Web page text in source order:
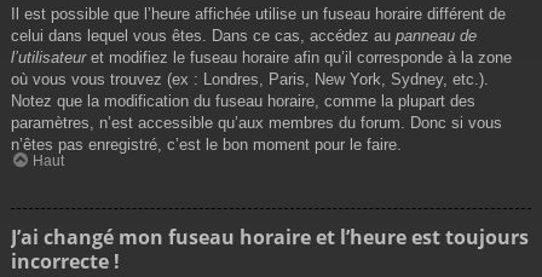
Il est possible que l’heure affichée utilise un fuseau horaire différent de
celui dans lequel vous êtes. Dans ce cas, accédez au panneau de
l’utilisateuret modifiez le fuseau horaire afin qu’il corresponde à la zone
où vous vous trouvez (ex : Londres, Paris, New York, Sydney, etc.).
Notez que la modification du fuseau horaire, comme la plupart des
paramètres, n’est accessible qu’aux membres du forum. Donc si vous
n’êtes pas enregistré, c’est le bon moment pour le faire.
Haut
J’ai changé mon fuseau horaire et l’heure est toujours
incorrecte !